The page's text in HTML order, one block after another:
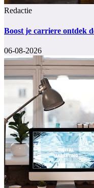
Redactie
Boost je carriere ontdek
06-08-2026